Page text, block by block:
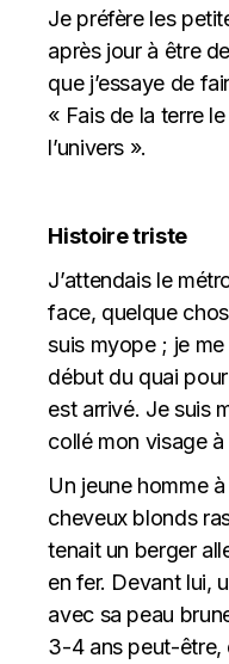
Je préfère les
après jour à être
que j’essaye de
« Fais de la terre
l’univers ».
Histoire triste
J’attendais le
face, quelque
suis myope ; je
début du quai
est arrivé. Je suis
collé mon visage à
Un jeune homme
cheveux blonds
tenait un berger
en fer. Devant lui,
avec sa peau
3-4 ans peut-être,